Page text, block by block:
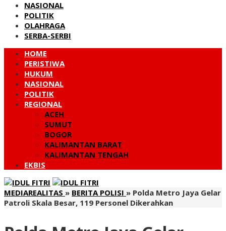
NASIONAL
POLITIK
OLAHRAGA
SERBA-SERBI
HOME
PERISTIWA
HUKUM
NASIONAL
POLITIK
REGIONAL
ACEH
SUMUT
BOGOR
KALIMANTAN BARAT
KALIMANTAN TENGAH
EKBIS
MEDIAREALITAS » BERITA POLISI » Polda Metro Jaya Gelar
Patroli Skala Besar, 119 Personel Dikerahkan